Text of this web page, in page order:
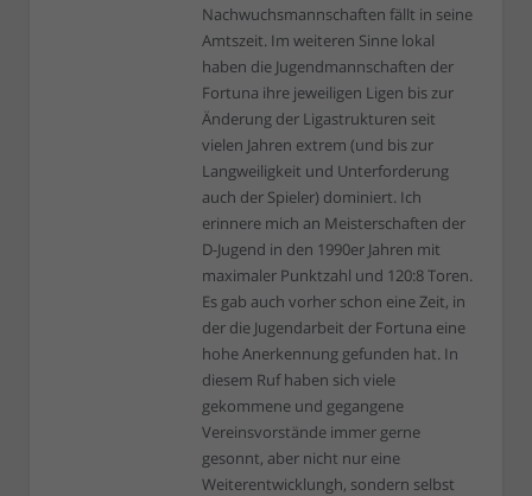
Nachwuchsmannschaften fällt in seine
Amtszeit. Im weiteren Sinne lokal
haben die Jugendmannschaften der
Fortuna ihre jeweiligen Ligen bis zur
Änderung der Ligastrukturen seit
vielen Jahren extrem (und bis zur
Langweiligkeit und Unterforderung
auch der Spieler) dominiert. Ich
erinnere mich an Meisterschaften der
D-Jugend in den 1990er Jahren mit
maximaler Punktzahl und 120:8 Toren.
Es gab auch vorher schon eine Zeit, in
der die Jugendarbeit der Fortuna eine
hohe Anerkennung gefunden hat. In
diesem Ruf haben sich viele
gekommene und gegangene
Vereinsvorstände immer gerne
gesonnt, aber nicht nur eine
Weiterentwicklungh, sondern selbst